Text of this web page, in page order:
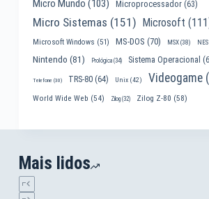
Micro Mundo (103) Microprocessador(63)
Micro Sistemas (151) Microsoft
Microsoft Windows (51) MS-DOS (70) MSX(38) NES
Nintendo (81) Prológica(34) Sistema Operacional
Telefone (30) TRS-80(64) Unix(42) Videogame
World Wide Web (54) Zilog(32) Zilog Z-80 (58)
Mais lidos